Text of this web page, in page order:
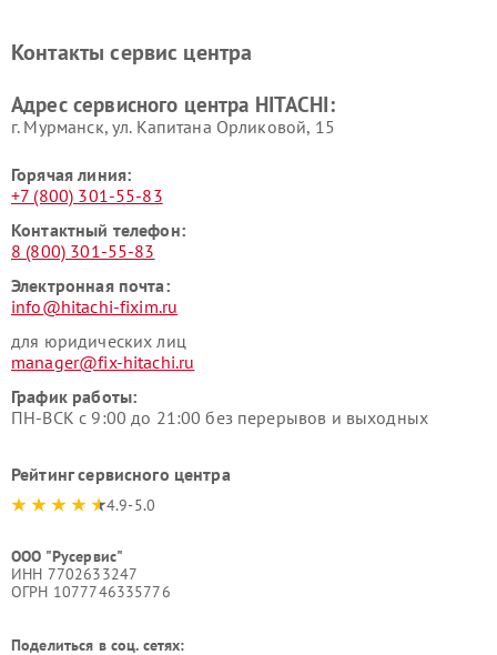
данных HITACHI
HITACHI
HITACHI
HITACHI
Контакты сервис центра
Адрес сервисного центра HITACHI:
г. Мурманск, ул. Капитана Орликовой, 15
Горячая линия:
+7 (800) 301-55-83
Контактный телефон:
8 (800) 301-55-83
Электронная почта:
info@hitachi-fixim.ru
для юридических лиц
manager@fix-hitachi.ru
График работы:
ПН-ВСК с 9:00 до 21:00 без перерывов и выходных
Рейтинг сервисного центра
4.9-5.0
ООО "Русервис"
ИНН 7702633247
ОГРН 1077746335776
Поделиться в соц. сетях: